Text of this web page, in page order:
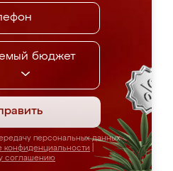
бюджет
персональных данных
конфиденциальности
соглашению